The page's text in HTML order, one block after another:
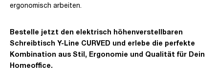
ergonomisch arbeiten.
Bestelle jetzt den elektrisch höhenverstellbaren
Schreibtisch Y-Line CURVED und erlebe die perfekte
Kombination aus Stil, Ergonomie und Qualität für Dein
Homeoffice.